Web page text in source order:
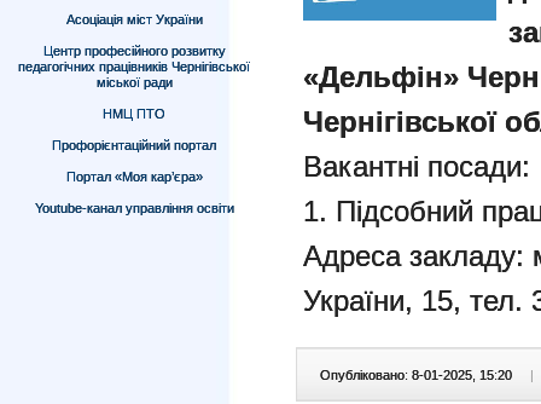
Асоціація міст України
Центр професійного розвитку
педагогічних працівників Чернігівської
міської ради
НМЦ ПТО
Профорієнтаційний портал
Портал «Моя кар’єра»
Youtube-канал управління освіти
«Дельфін»
Чернігівської
Вакантні посади:
1. Підсобний
Адреса закладу:
України, 15, тел.
Опубліковано: 8-01-2025, 15:20 |